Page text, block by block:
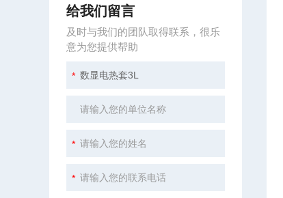
给我们留言
及时与我们的团队取得联系，很乐
意为您提供帮助